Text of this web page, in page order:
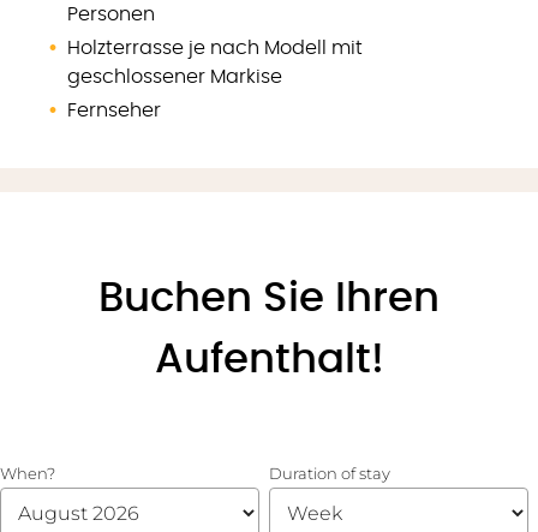
Personen
Holzterrasse je nach Modell mit
geschlossener Markise
Fernseher
Buchen Sie Ihren
Aufenthalt!